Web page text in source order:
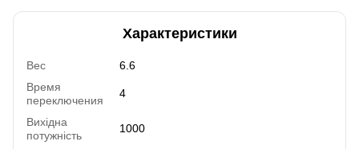
Характеристики
Вес
6.6
Время
переключения
4
Вихідна
потужність
1000